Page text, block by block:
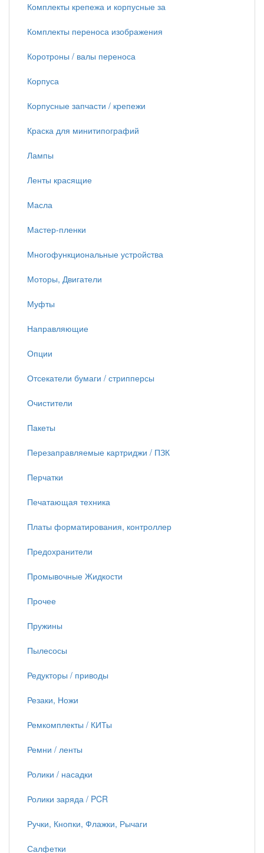
Комплекты крепежа и корпусные за
Комплекты переноса изображения
Коротроны / валы переноса
Корпуса
Корпусные запчасти / крепежи
Краска для минитипографий
Лампы
Ленты красящие
Масла
Мастер-пленки
Многофункциональные устройства
Моторы, Двигатели
Муфты
Направляющие
Опции
Отсекатели бумаги / стрипперсы
Очистители
Пакеты
Перезаправляемые картриджи / ПЗК
Перчатки
Печатающая техника
Платы форматирования, контроллер
Предохранители
Промывочные Жидкости
Прочее
Пружины
Пылесосы
Редукторы / приводы
Резаки, Ножи
Ремкомплекты / КИТы
Ремни / ленты
Ролики / насадки
Ролики заряда / PCR
Ручки, Кнопки, Флажки, Рычаги
Салфетки